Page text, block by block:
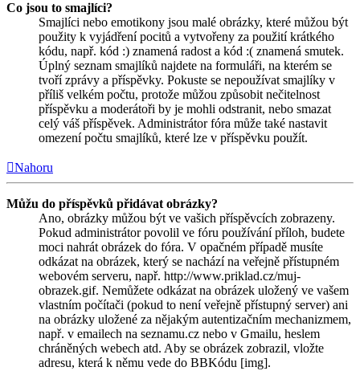
Co jsou to smajlíci?
Smajlíci nebo emotikony jsou malé obrázky, které můžou být
použity k vyjádření pocitů a vytvořeny za použití krátkého
kódu, např. kód :) znamená radost a kód :( znamená smutek.
Úplný seznam smajlíků najdete na formuláři, na kterém se
tvoří zprávy a příspěvky. Pokuste se nepoužívat smajlíky v
příliš velkém počtu, protože můžou způsobit nečitelnost
příspěvku a moderátoři by je mohli odstranit, nebo smazat
celý váš příspěvek. Administrátor fóra může také nastavit
omezení počtu smajlíků, které lze v příspěvku použít.
Nahoru
Můžu do příspěvků přidávat obrázky?
Ano, obrázky můžou být ve vašich příspěvcích zobrazeny.
Pokud administrátor povolil ve fóru používání příloh, budete
moci nahrát obrázek do fóra. V opačném případě musíte
odkázat na obrázek, který se nachází na veřejně přístupném
webovém serveru, např. http://www.priklad.cz/muj-
obrazek.gif. Nemůžete odkázat na obrázek uložený ve vašem
vlastním počítači (pokud to není veřejně přístupný server) ani
na obrázky uložené za nějakým autentizačním mechanizmem,
např. v emailech na seznamu.cz nebo v Gmailu, heslem
chráněných webech atd. Aby se obrázek zobrazil, vložte
adresu, která k němu vede do BBKódu [img].